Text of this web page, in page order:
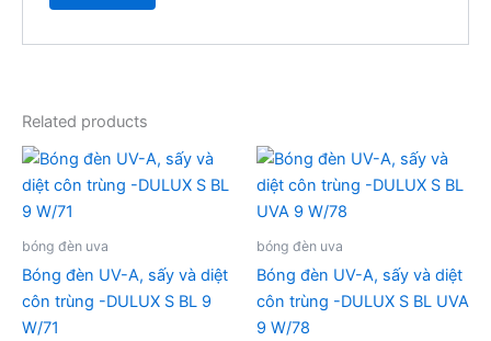
Related products
bóng đèn uva
Bóng đèn UV-A, sấy và diệt
côn trùng -DULUX S BL 9
W/71
bóng đèn uva
Bóng đèn UV-A, sấy và diệt
côn trùng -DULUX S BL UVA
9 W/78